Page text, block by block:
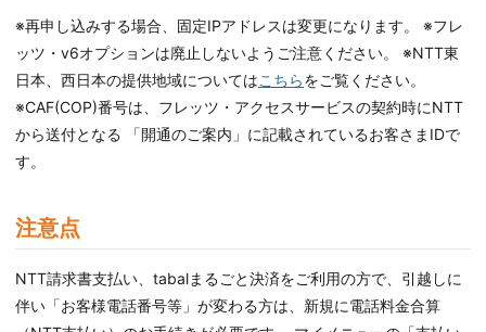
※再申し込みする場合、固定IPアドレスは変更になります。 ※フレ
ッツ・v6オプションは廃止しないようご注意ください。 ※NTT東
日本、西日本の提供地域についてはこちらをご覧ください。
※CAF(COP)番号は、フレッツ・アクセスサービスの契約時にNTT
から送付となる 「開通のご案内」に記載されているお客さまIDで
す。
注意点
NTT請求書支払い、tabalまるごと決済をご利用の方で、引越しに
伴い「お客様電話番号等」が変わる方は、新規に電話料金合算